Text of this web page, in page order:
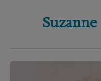
Suzanne